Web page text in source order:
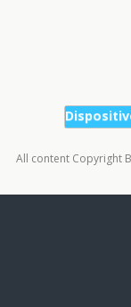
All content Copyright